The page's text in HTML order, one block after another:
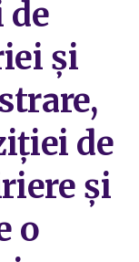
de
și
de
și
o